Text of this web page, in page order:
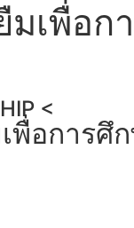
เพื่อก
<
พื่อการศึ